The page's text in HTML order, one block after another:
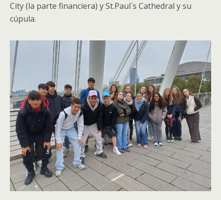
City (la parte financiera) y St.Paul´s Cathedral y su
cúpula.